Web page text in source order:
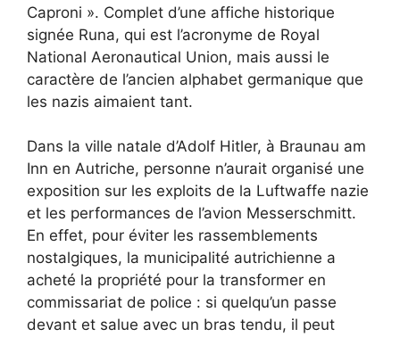
Caproni ». Complet d’une affiche historique
signée Runa, qui est l’acronyme de Royal
National Aeronautical Union, mais aussi le
caractère de l’ancien alphabet germanique que
les nazis aimaient tant.
Dans la ville natale d’Adolf Hitler, à Braunau am
Inn en Autriche, personne n’aurait organisé une
exposition sur les exploits de la Luftwaffe nazie
et les performances de l’avion Messerschmitt.
En effet, pour éviter les rassemblements
nostalgiques, la municipalité autrichienne a
acheté la propriété pour la transformer en
commissariat de police : si quelqu’un passe
devant et salue avec un bras tendu, il peut